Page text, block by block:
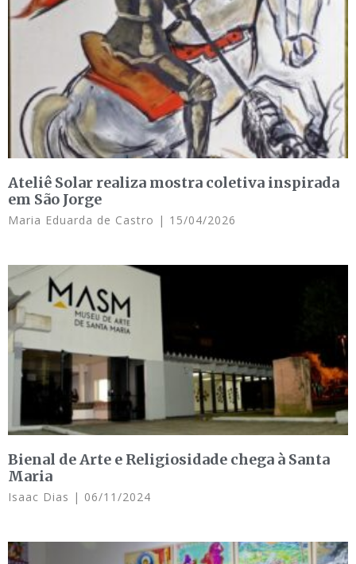
Ateliê Solar realiza mostra coletiva inspirada
em São Jorge
Maria Eduarda de Castro 15/04/2026
Bienal de Arte e Religiosidade chega à Santa
Maria
Isaac Dias 06/11/2024